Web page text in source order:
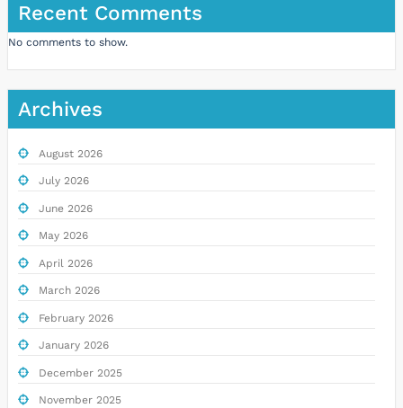
Recent Comments
No comments to show.
Archives
August 2026
July 2026
June 2026
May 2026
April 2026
March 2026
February 2026
January 2026
December 2025
November 2025